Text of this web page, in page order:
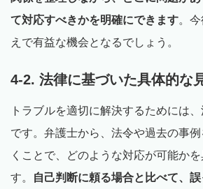
て対応すべきかを明確にできます。
えで有益な機会となるでしょう。
4-2. 法律に基づいた具体的な
トラブルを適切に解決するためには
です。弁護士から、法令や過去の事
くことで、どのような対応が可能か
す。
自己判断に頼る場合と比べて、